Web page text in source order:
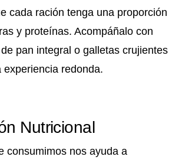
cada ración tenga una proporción
y proteínas. Acompáñalo con
pan integral o galletas crujientes
experiencia redonda.
Nutricional
consumimos nos ayuda a